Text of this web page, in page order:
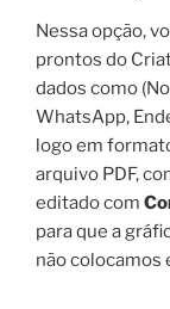
Nessa opção,
prontos do
dados como
WhatsApp,
logo em
arquivo PDF,
editado com
para que a
não colocamos